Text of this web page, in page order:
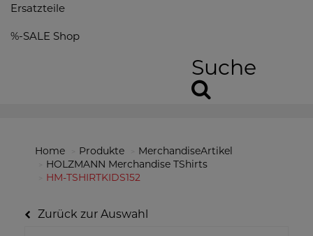
Ersatzteile
%-SALE Shop
Suche
Home Produkte
MerchandiseArtikel
HOLZMANN Merchandise TShirts
HM-TSHIRTKIDS152
Zurück zur Auswahl